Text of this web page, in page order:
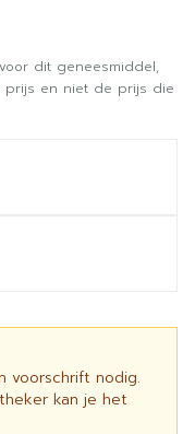
dit geneesmiddel,
prijs en niet de prijs die
voorschrift nodig.
kan je het